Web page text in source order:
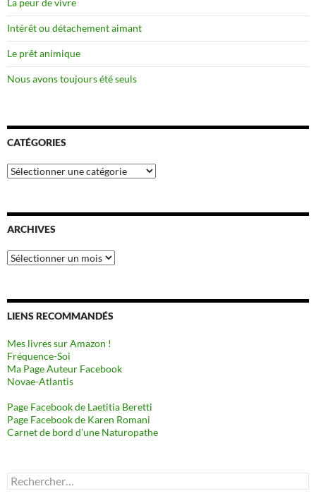
Intérêt ou détachement aimant
Le prêt animique
Nous avons toujours été seuls
CATÉGORIES
Catégories
ARCHIVES
Archives
LIENS RECOMMANDÉS
Mes livres sur Amazon !
Fréquence-Soi
Ma Page Auteur Facebook
Novae-Atlantis
Page Facebook de Laetitia Beretti
Page Facebook de Karen Romani
Carnet de bord d’une Naturopathe
Rechercher :